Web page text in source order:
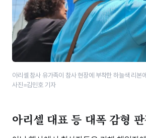
아리셀 참사 유가족이 참사 현장에 부착한 하늘색 리본
사진=김민호 기자
아리셀 대표 등 대폭 감형